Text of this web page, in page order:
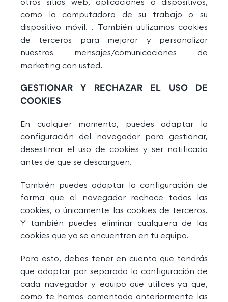
como la computadora de su trabajo o su
dispositivo móvil. . También utilizamos cookies
de terceros para mejorar y personalizar
nuestros mensajes/comunicaciones de
marketing con usted.
GESTIONAR Y RECHAZAR EL USO DE
COOKIES
En cualquier momento, puedes adaptar la
configuración del navegador para gestionar,
desestimar el uso de cookies y ser notificado
antes de que se descarguen.
También puedes adaptar la configuración de
forma que el navegador rechace todas las
cookies, o únicamente las cookies de terceros.
Y también puedes eliminar cualquiera de las
cookies que ya se encuentren en tu equipo.
Para esto, debes tener en cuenta que tendrás
que adaptar por separado la configuración de
cada navegador y equipo que utilices ya que,
como te hemos comentado anteriormente las